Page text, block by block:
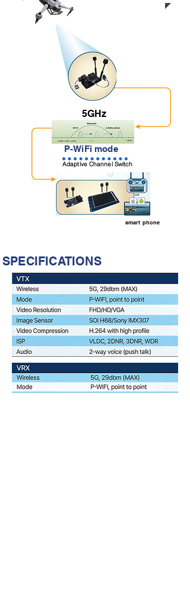
5GHz
P-WiFi mode
Adaptive Channel Switch
smart phone
SPECIFICATIONS